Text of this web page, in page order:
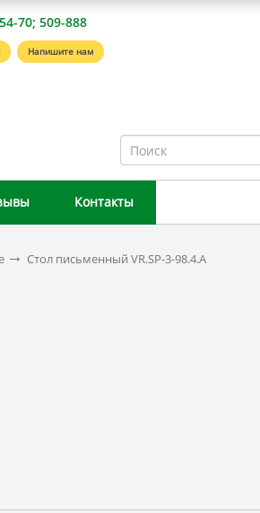
70; 509-888
Напишите нам
Контакты
Стол письменный VR.SP-3-98.4.A